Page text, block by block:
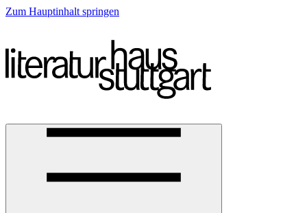
Zum Hauptinhalt springen